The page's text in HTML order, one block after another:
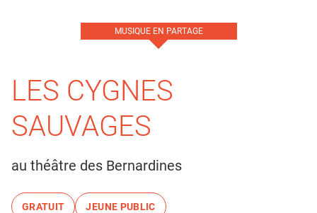
MUSIQUE EN PARTAGE
LES CYGNES
SAUVAGES
au théâtre des Bernardines
GRATUIT JEUNE PUBLIC